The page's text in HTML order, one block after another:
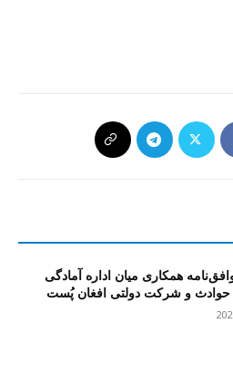
همکاری میان اداره آمادگی
حوادث و شرکت دولتی افغان پُست